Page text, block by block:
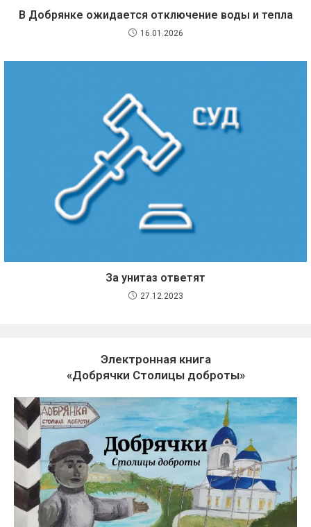
В Добрянке ожидается отключение воды и тепла
16.01.2026
За унитаз ответят
27.12.2023
Электронная книга
«Добрячки Столицы доброты»